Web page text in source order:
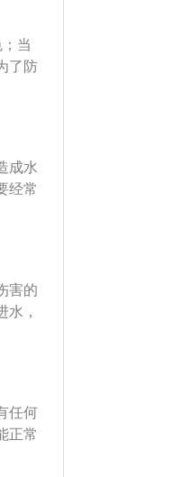
修
果
发动
情
机
重
的还
轴
的
害
，
果
量
燃
到
、
了，
当
了防
一
机
成水
经常
机
是
害的
水，
滤
声
的
没有
，但
燃
任何
正常
是